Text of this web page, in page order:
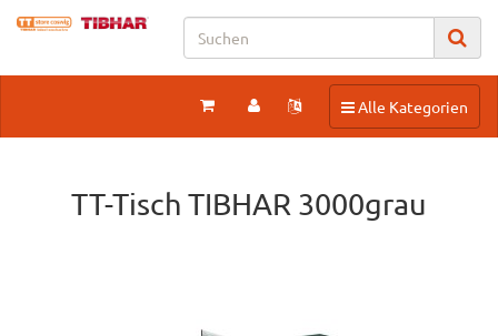
Toggle navigation
Alle Kategorien
TT-Tisch TIBHAR 3000grau